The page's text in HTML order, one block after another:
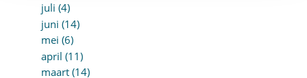
juli (4)
juni (14)
mei (6)
april (11)
maart (14)